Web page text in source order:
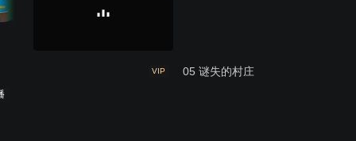
VIP 05 谜失的村庄